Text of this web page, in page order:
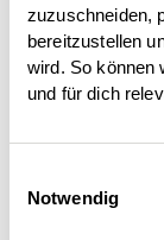
zuzuschneiden,
bereitzustellen
wird. So können
und für dich
Notwendig
Der
Das
Beet